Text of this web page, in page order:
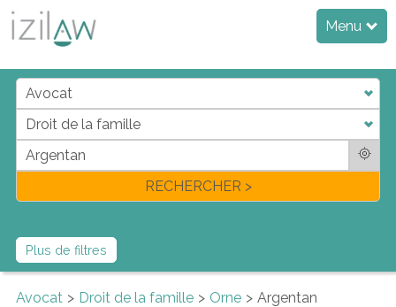
Menu
jdadi
fl
RECHERCHER >
Plus de filtres
Avocat Droit de la famille Orne Argentan